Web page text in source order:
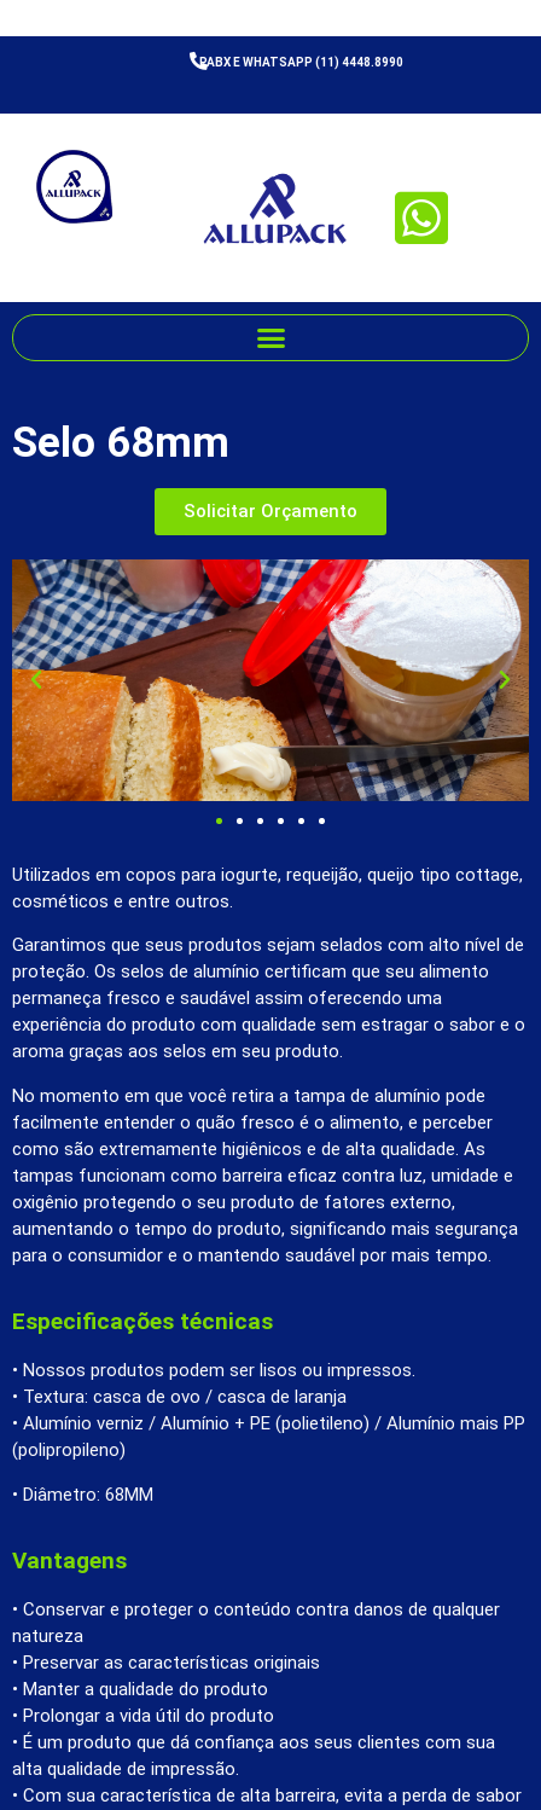
PABX E WHATSAPP (11) 4448.8990
Selo 68mm
Solicitar Orçamento
Utilizados em copos para iogurte, requeijão, queijo tipo cottage,
cosméticos e entre outros.
Garantimos que seus produtos sejam selados com alto nível de
proteção. Os selos de alumínio certificam que seu alimento
permaneça fresco e saudável assim oferecendo uma
experiência do produto com qualidade sem estragar o sabor e o
aroma graças aos selos em seu produto.
No momento em que você retira a tampa de alumínio pode
facilmente entender o quão fresco é o alimento, e perceber
como são extremamente higiênicos e de alta qualidade. As
tampas funcionam como barreira eficaz contra luz, umidade e
oxigênio protegendo o seu produto de fatores externo,
aumentando o tempo do produto, significando mais segurança
para o consumidor e o mantendo saudável por mais tempo.
Especificações técnicas
• Nossos produtos podem ser lisos ou impressos.
• Textura: casca de ovo / casca de laranja
• Alumínio verniz / Alumínio + PE (polietileno) / Alumínio mais PP
(polipropileno)
• Diâmetro: 68MM
Vantagens
• Conservar e proteger o conteúdo contra danos de qualquer
natureza
• Preservar as características originais
• Manter a qualidade do produto
• Prolongar a vida útil do produto
• É um produto que dá confiança aos seus clientes com sua
alta qualidade de impressão.
• Com sua característica de alta barreira, evita a perda de sabor